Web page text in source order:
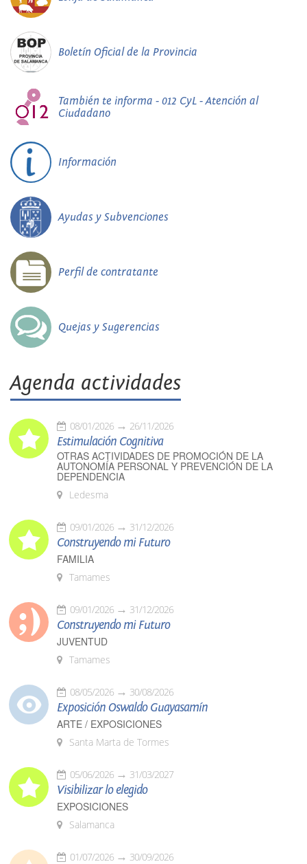
Boletín Oficial de la Provincia
También te informa - 012 CyL - Atención al
Ciudadano
Información
Ayudas y Subvenciones
Perfil de contratante
Quejas y Sugerencias
Agenda actividades
08/01/2026 26/11/2026
Estimulación Cognitiva
OTRAS ACTIVIDADES DE PROMOCIÓN DE LA
AUTONOMÍA PERSONAL Y PREVENCIÓN DE LA
DEPENDENCIA
Ledesma
09/01/2026 31/12/2026
Construyendo mi Futuro
FAMILIA
Tamames
09/01/2026 31/12/2026
Construyendo mi Futuro
JUVENTUD
Tamames
08/05/2026 30/08/2026
Exposición Oswaldo Guayasamín
ARTE / EXPOSICIONES
Santa Marta de Tormes
05/06/2026 31/03/2027
Visibilizar lo elegido
EXPOSICIONES
Salamanca
01/07/2026 30/09/2026